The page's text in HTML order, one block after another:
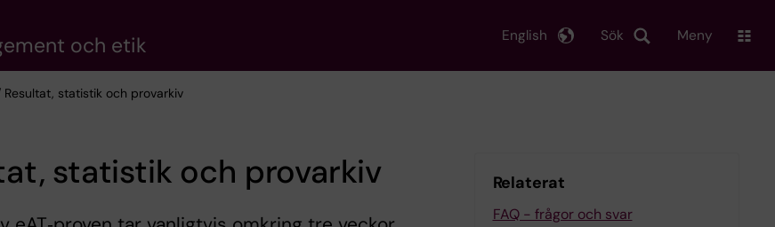
och etik Sök
English Meny
Resultat, statistik och provarkiv
statistik och provarkiv Relaterat
FAQ - frågor och svar